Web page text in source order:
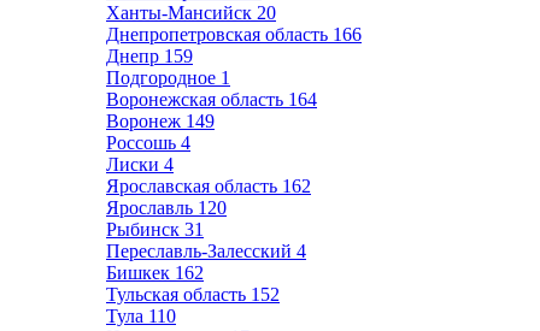
Ханты-Мансийск 20
Днепропетровская область 166
Днепр 159
Подгородное 1
Воронежская область 164
Воронеж 149
Россошь 4
Лиски 4
Ярославская область 162
Ярославль 120
Рыбинск 31
Переславль-Залесский 4
Бишкек 162
Тульская область 152
Тула 110